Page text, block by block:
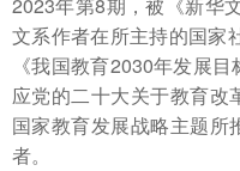
文系作者在所主持的国家
《我国教育2030年发展
应党的二十大关于教育改
国家教育发展战略主题所
者。